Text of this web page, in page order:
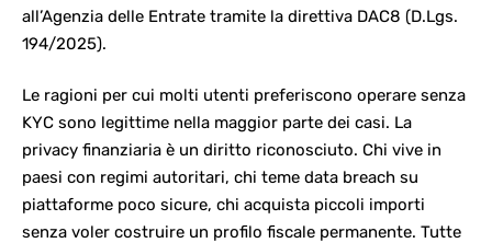
all’Agenzia delle Entrate tramite la direttiva DAC8 (D.Lgs.
194/2025).
Le ragioni per cui molti utenti preferiscono operare senza
KYC sono legittime nella maggior parte dei casi. La
privacy finanziaria è un diritto riconosciuto. Chi vive in
paesi con regimi autoritari, chi teme data breach su
piattaforme poco sicure, chi acquista piccoli importi
senza voler costruire un profilo fiscale permanente. Tutte